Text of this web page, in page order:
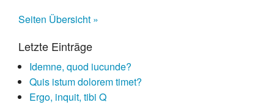
Seiten Übersicht »
Letzte Einträge
Idemne, quod iucunde?
Quis istum dolorem timet?
Ergo, inquit, tibi Q